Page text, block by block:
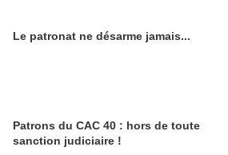
Le patronat ne désarme jamais...
Patrons du CAC 40 : hors de toute
sanction judiciaire !